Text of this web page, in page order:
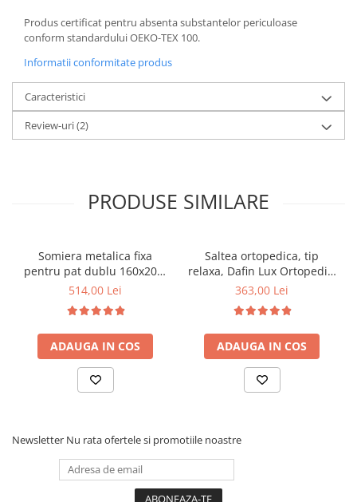
Produs certificat pentru absenta substantelor periculoase
conform standardului OEKO-TEX 100.
Informatii conformitate produs
Caracteristici
Review-uri(2)
PRODUSE SIMILARE
Somiera metalica fixa
pentru pat dublu 160x200,
6 picioare, 32 lamele lemn
saltea ferm, negru
514,00 Lei
ADAUGA IN COS
Saltea ortopedica, tip
relaxa, Dafin Lux Ortopedic,
90x200x21cm, fermitate
tip Bonell, fata vara-iarna,
sistem de aerisire cu
butoni, Salt Confort
363,00 Lei
ADAUGA IN COS
Newsletter Nu rata ofertele si promotiile noastre